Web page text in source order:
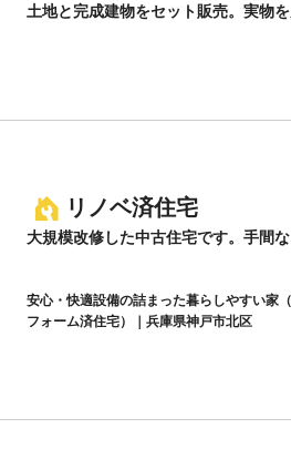
土地と完成建物をセット販売。実物を
リノベ済住宅
大規模改修した中古住宅です。手間
安心・快適設備の詰まった暮らしやすい家
フォーム済住宅）｜兵庫県神戸市北区